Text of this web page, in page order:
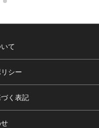
て
シー
く表記